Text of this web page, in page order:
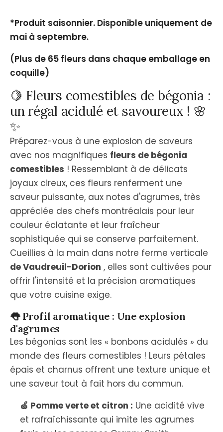
*Produit saisonnier. Disponible uniquement de
mai à septembre.
(Plus de 65 fleurs dans chaque emballage en
coquille)
🍋 Fleurs comestibles de bégonia :
un régal acidulé et savoureux ! 🌸
✨
Préparez-vous à une explosion de saveurs
avec nos magnifiques fleurs de bégonia
comestibles ! Ressemblant à de délicats
joyaux cireux, ces fleurs renferment une
saveur puissante, aux notes d'agrumes, très
appréciée des chefs montréalais pour leur
couleur éclatante et leur fraîcheur
sophistiquée qui se conserve parfaitement.
Cueillies à la main dans notre ferme verticale
de Vaudreuil-Dorion , elles sont cultivées pour
offrir l'intensité et la précision aromatiques
que votre cuisine exige.
👅 Profil aromatique : Une explosion
d'agrumes
Les bégonias sont les « bonbons acidulés » du
monde des fleurs comestibles ! Leurs pétales
épais et charnus offrent une texture unique et
une saveur tout à fait hors du commun.
🍏 Pomme verte et citron : Une acidité vive
et rafraîchissante qui imite les agrumes